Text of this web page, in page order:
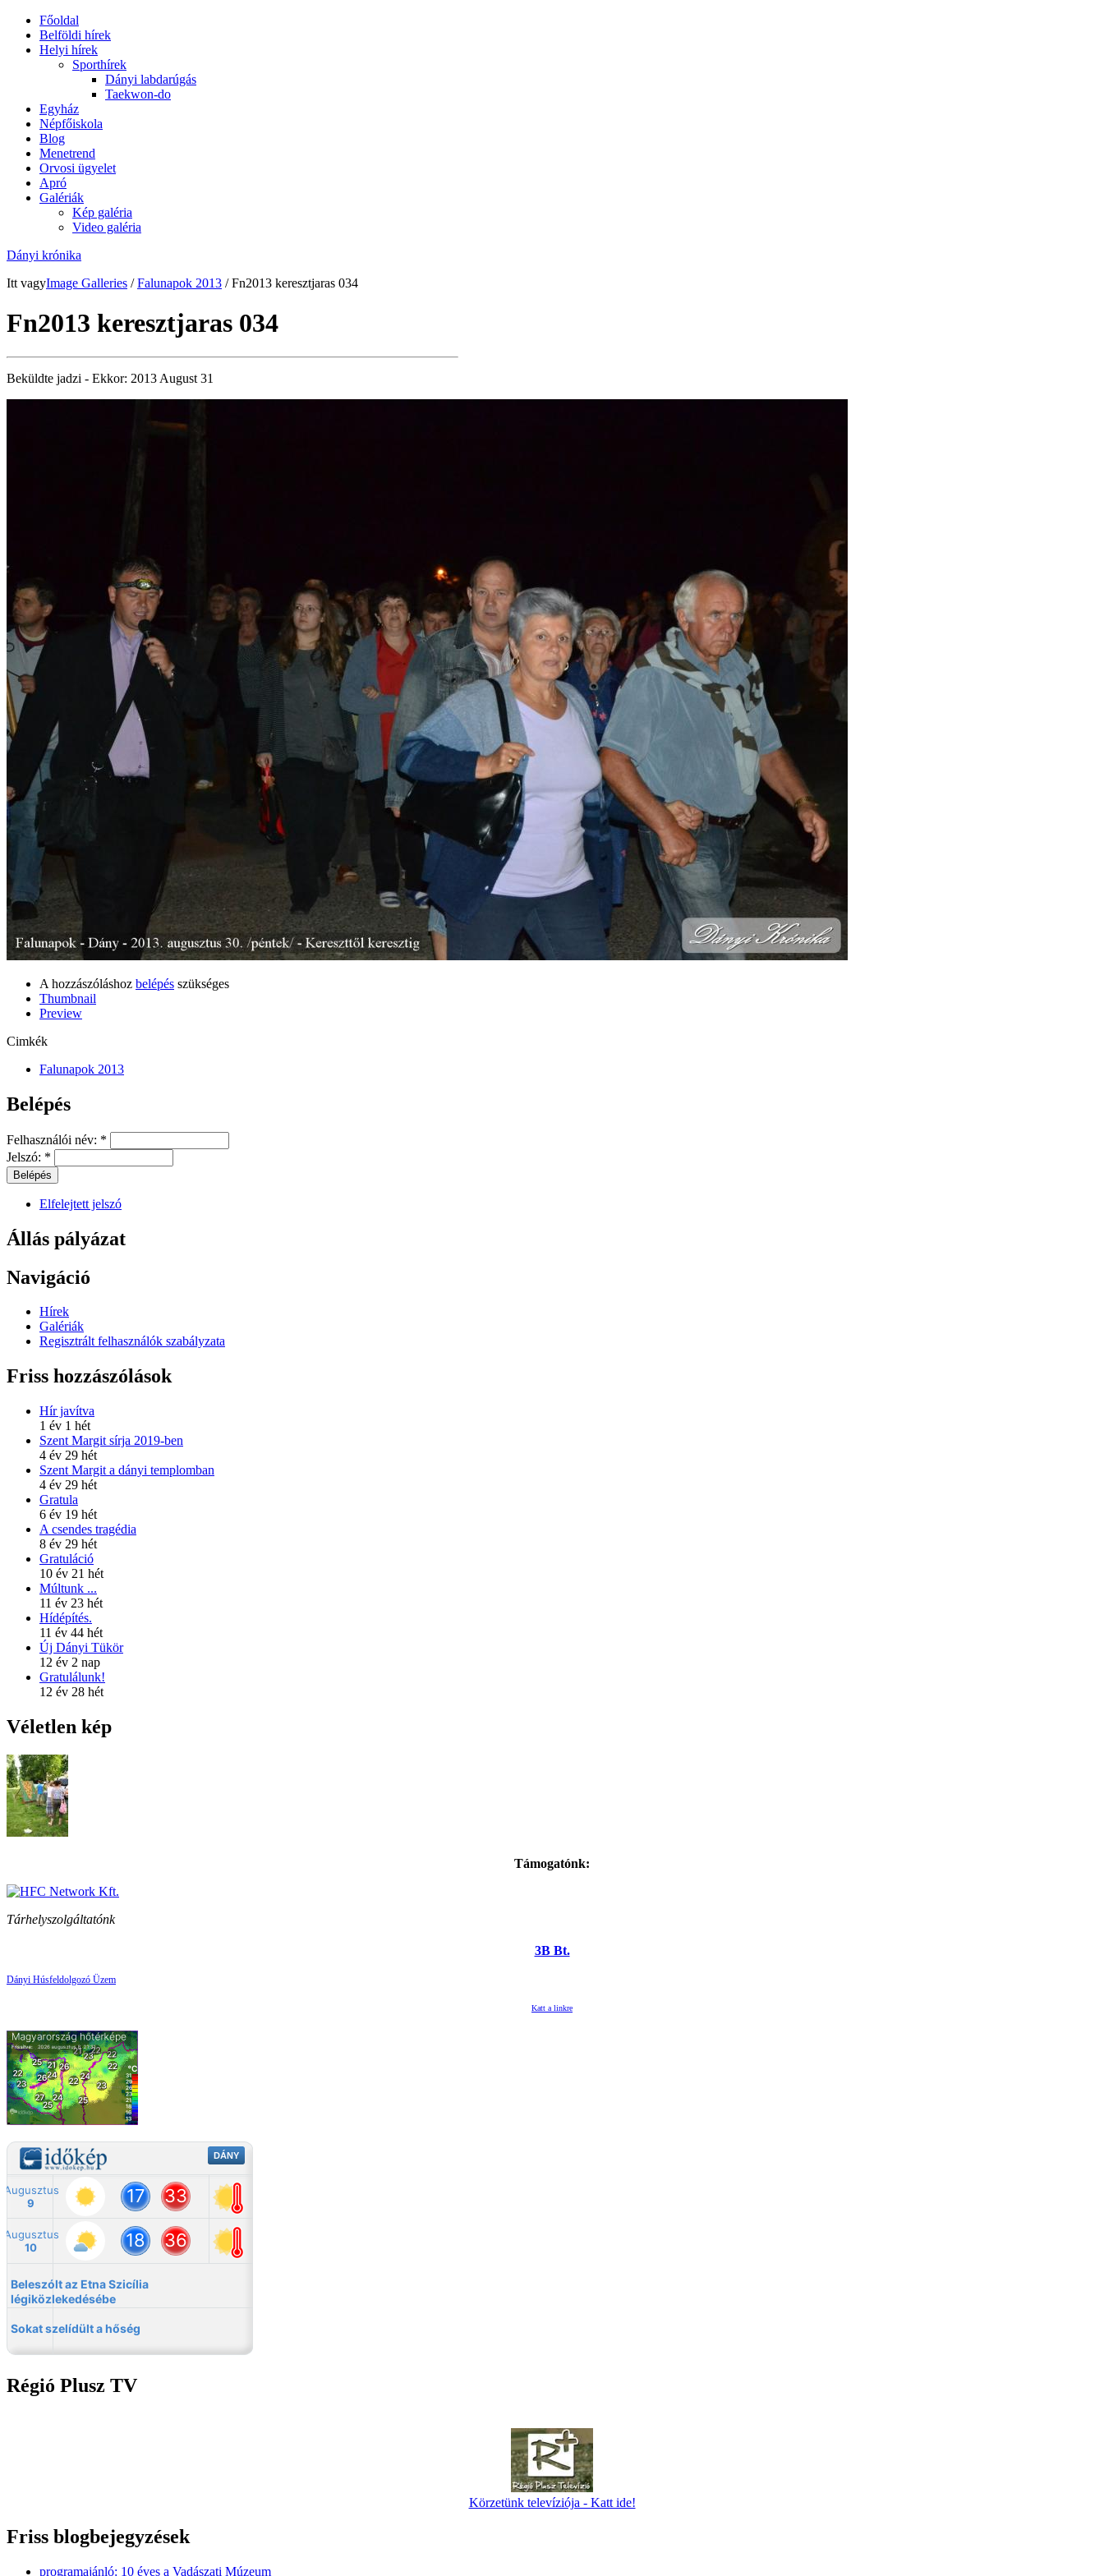
Főoldal
Belföldi hírek
Helyi hírek
Sporthírek
Dányi labdarúgás
Taekwon-do
Egyház
Népfőiskola
Blog
Menetrend
Orvosi ügyelet
Apró
Galériák
Kép galéria
Video galéria
Dányi krónika
Itt vagyImage Galleries /Falunapok 2013 / Fn2013 keresztjaras 034
Fn2013 keresztjaras 034
Beküldte jadzi - Ekkor: 2013 August 31
A hozzászóláshoz belépés szükséges
Thumbnail
Preview
Cimkék
Falunapok 2013
Belépés
Felhasználói név: *
Jelszó: *
Elfelejtett jelszó
Állás pályázat
Navigáció
Hírek
Galériák
Regisztrált felhasználók szabályzata
Friss hozzászólások
Hír javítva
1 év 1 hét
Szent Margit sírja 2019-ben
4 év 29 hét
Szent Margit a dányi templomban
4 év 29 hét
Gratula
6 év 19 hét
A csendes tragédia
8 év 29 hét
Gratuláció
10 év 21 hét
Múltunk ...
11 év 23 hét
Hídépítés.
11 év 44 hét
Új Dányi Tükör
12 év 2 nap
Gratulálunk!
12 év 28 hét
Véletlen kép
Támogatónk:
Tárhelyszolgáltatónk
3B Bt.
Dányi Húsfeldolgozó Üzem
Katt a linkre
Régió Plusz TV
Körzetünk televíziója - Katt ide!
Friss blogbejegyzések
programajánló: 10 éves a Vadászati Múzeum